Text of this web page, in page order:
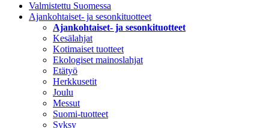
Valmistettu Suomessa
Ajankohtaiset- ja sesonkituotteet
Ajankohtaiset- ja sesonkituotteet
Kesälahjat
Kotimaiset tuotteet
Ekologiset mainoslahjat
Etätyö
Herkkusetit
Joulu
Messut
Suomi-tuotteet
Syksy